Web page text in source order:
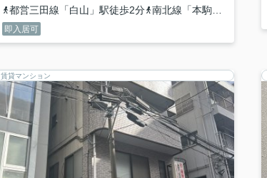
都営三田線「白山」駅徒歩2分
南北線「本駒込」駅徒歩8分
即入居可
賃貸マンション